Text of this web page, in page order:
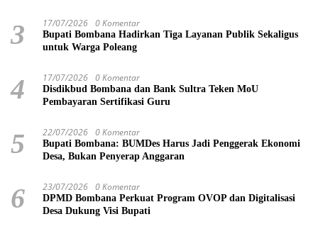
3 17/07/2026 0 Komentar
Bupati Bombana Hadirkan Tiga Layanan Publik Sekaligus
untuk Warga Poleang
4 17/07/2026 0 Komentar
Disdikbud Bombana dan Bank Sultra Teken MoU
Pembayaran Sertifikasi Guru
5 22/07/2026 0 Komentar
Bupati Bombana: BUMDes Harus Jadi Penggerak Ekonomi
Desa, Bukan Penyerap Anggaran
6 23/07/2026 0 Komentar
DPMD Bombana Perkuat Program OVOP dan Digitalisasi
Desa Dukung Visi Bupati